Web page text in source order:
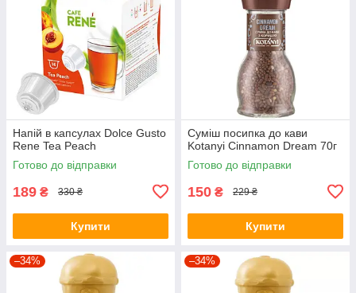
Напій в капсулах Dolce Gusto
Rene Tea Peach
Готово до відправки
189 ₴ 330 ₴
Купити
Суміш посипка до кави
Kotanyi Cinnamon Dream 70г
Готово до відправки
150 ₴ 229 ₴
Купити
–34% –34%